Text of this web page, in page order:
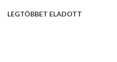
LEGTÖBBET ELADOTT